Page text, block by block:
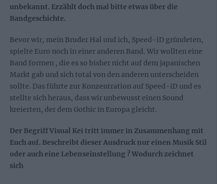
unbekannt. Erzählt doch mal bitte etwas über die
Bandgeschichte.
Bevor wir, mein Bruder Hal und ich, Speed-iD gründeten,
spielte Euro noch in einer anderen Band. Wir wollten eine
Band formen , die es so bisher nicht auf dem japanischen
Markt gab und sich total von den anderen unterscheiden
sollte. Das führte zur Konzentration auf Speed-iD und es
stellte sich heraus, dass wir unbewusst einen Sound
kreierten, der dem Gothic in Europa gleicht.
Der Begriff Visual Kei tritt immer in Zusammenhang mit
Euch auf. Beschreibt dieser Ausdruck nur einen Musik Stil
oder auch eine Lebenseinstellung ? Wodurch zeichnet
sich